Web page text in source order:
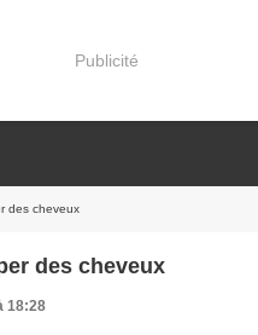
Publicité
des cheveux
des cheveux
18:28